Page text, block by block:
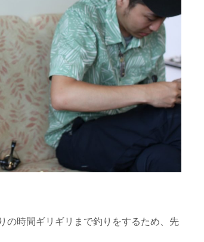
の時間ギリギリまで釣りをするため、先